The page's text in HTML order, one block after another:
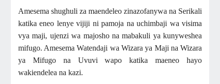
Amesema shughuli za maendeleo zinazofanywa na Serikali
katika eneo lenye vijiji ni pamoja na uchimbaji wa visima
vya maji, ujenzi wa majosho na mabakuli ya kunyweshea
mifugo. Amesema Watendaji wa Wizara ya Maji na Wizara
ya Mifugo na Uvuvi wapo katika maeneo hayo
wakiendelea na kazi.